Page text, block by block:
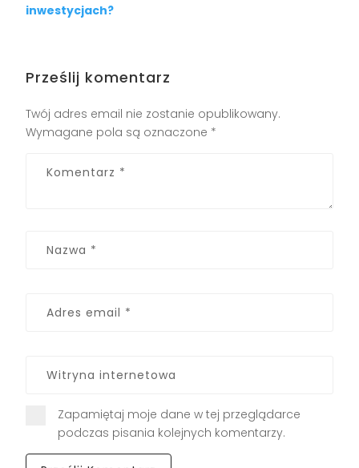
inwestycjach?
Prześlij komentarz
Twój adres email nie zostanie opublikowany.
Wymagane pola są oznaczone *
Zapamiętaj moje dane w tej przeglądarce
podczas pisania kolejnych komentarzy.